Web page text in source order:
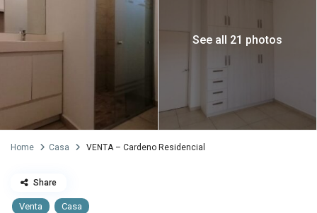
See all 21 photos
Home Casa VENTA – Cardeno Residencial
Venta Casa
Share